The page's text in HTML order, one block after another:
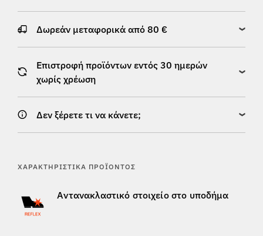
Δωρεάν μεταφορικά από 80 €
Επιστροφή προϊόντων εντός 30 ημερών
χωρίς χρέωση
Δεν ξέρετε τι να κάνετε;
ΧΑΡΑΚΤΗΡΙΣΤΙΚΆ ΠΡΟΪΌΝΤΟΣ
Αντανακλαστικό στοιχείο στο υποδήμα